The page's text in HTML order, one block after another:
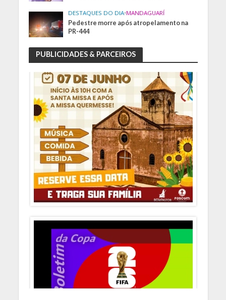
DESTAQUES DO DIA•MANDAGUARÍ
Pedestre morre após atropelamento na
PR-444
PUBLICIDADES & PARCEIROS